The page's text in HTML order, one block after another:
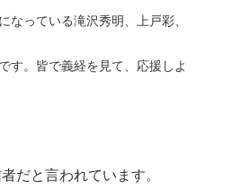
なっている滝沢秀明、上戸彩、
す。皆で義経を見て、応援しよ
だと言われています。